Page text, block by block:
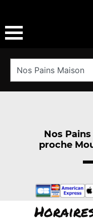
Nos
proche